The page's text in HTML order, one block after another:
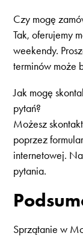
Czy mogę
Tak, oferujemy
weekendy.
terminów może
Jak mogę
pytań?
Możesz
poprzez
internetowej.
pytania.
Sprzątanie w